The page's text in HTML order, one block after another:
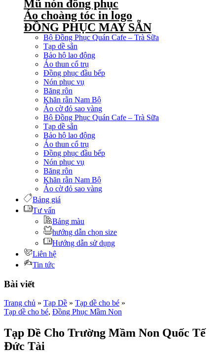
Mũ nón đồng phục
Áo choàng tóc in logo
ĐỒNG PHỤC MAY SẴN
Bộ Đồng Phục Quán Cafe – Trà Sữa
Tạp dề sẵn
Bảo hộ lao động
Áo thun cổ trụ
Đồng phục đầu bếp
Nón phục vụ
Băng rôn
Khăn rằn Nam Bộ
Áo cờ đỏ sao vàng
Bộ Đồng Phục Quán Cafe – Trà Sữa
Tạp dề sẵn
Bảo hộ lao động
Áo thun cổ trụ
Đồng phục đầu bếp
Nón phục vụ
Băng rôn
Khăn rằn Nam Bộ
Áo cờ đỏ sao vàng
Bảng giá
Tư vấn
Bảng màu
hướng dẫn chọn size
Hướng dẫn sử dụng
Liên hệ
Tin tức
Bài viết
Trang chủ » Tạp Dề » Tạp dề cho bé »
Tạp dề cho bé, Đồng Phục Mầm Non
Tạp Dề Cho Trường Mầm Non Quốc Tế
Đức Tài